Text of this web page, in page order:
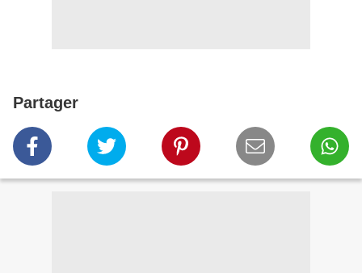
Partager